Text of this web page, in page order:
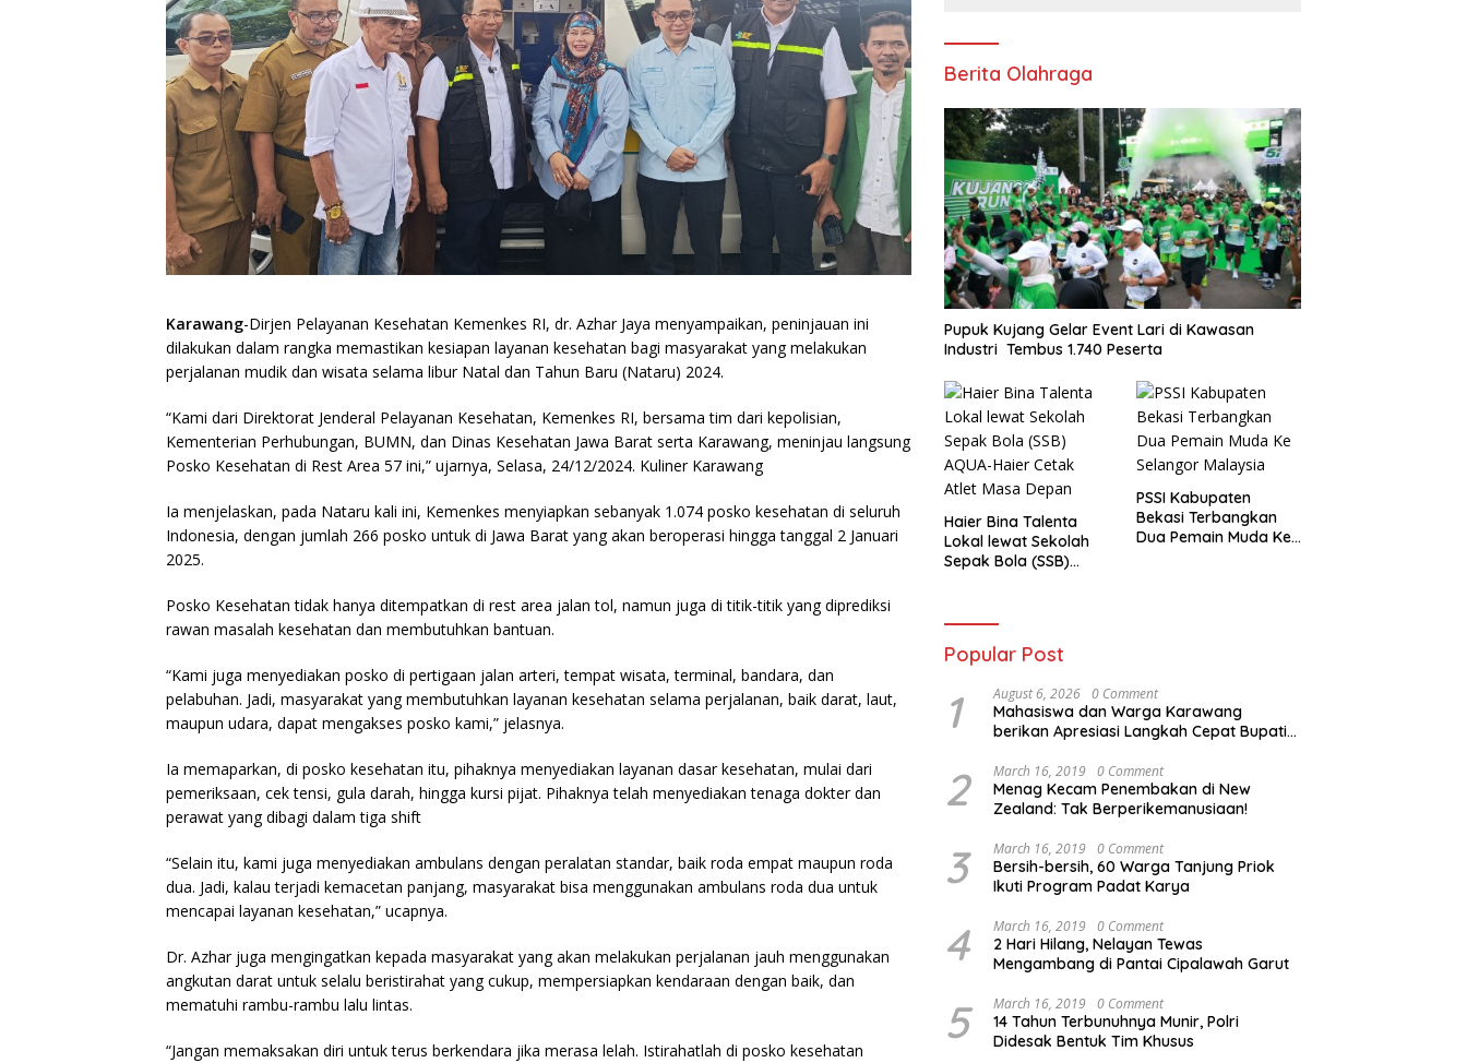
Karawang-Dirjen Pelayanan Kesehatan Kemenkes RI, dr. Azhar Jaya menyampaikan, peninjauan ini
dilakukan dalam rangka memastikan kesiapan layanan kesehatan bagi masyarakat yang melakukan
perjalanan mudik dan wisata selama libur Natal dan Tahun Baru (Nataru) 2024.
“Kami dari Direktorat Jenderal Pelayanan Kesehatan, Kemenkes RI, bersama tim dari kepolisian,
Kementerian Perhubungan, BUMN, dan Dinas Kesehatan Jawa Barat serta Karawang, meninjau langsung
Posko Kesehatan di Rest Area 57 ini,” ujarnya, Selasa, 24/12/2024. Kuliner Karawang
Ia menjelaskan, pada Nataru kali ini, Kemenkes menyiapkan sebanyak 1.074 posko kesehatan di seluruh
Indonesia, dengan jumlah 266 posko untuk di Jawa Barat yang akan beroperasi hingga tanggal 2 Januari
2025.
Posko Kesehatan tidak hanya ditempatkan di rest area jalan tol, namun juga di titik-titik yang diprediksi
rawan masalah kesehatan dan membutuhkan bantuan.
“Kami juga menyediakan posko di pertigaan jalan arteri, tempat wisata, terminal, bandara, dan
pelabuhan. Jadi, masyarakat yang membutuhkan layanan kesehatan selama perjalanan, baik darat, laut,
maupun udara, dapat mengakses posko kami,” jelasnya.
Ia memaparkan, di posko kesehatan itu, pihaknya menyediakan layanan dasar kesehatan, mulai dari
pemeriksaan, cek tensi, gula darah, hingga kursi pijat. Pihaknya telah menyediakan tenaga dokter dan
perawat yang dibagi dalam tiga shift
“Selain itu, kami juga menyediakan ambulans dengan peralatan standar, baik roda empat maupun roda
dua. Jadi, kalau terjadi kemacetan panjang, masyarakat bisa menggunakan ambulans roda dua untuk
mencapai layanan kesehatan,” ucapnya.
Dr. Azhar juga mengingatkan kepada masyarakat yang akan melakukan perjalanan jauh menggunakan
angkutan darat untuk selalu beristirahat yang cukup, mempersiapkan kendaraan dengan baik, dan
mematuhi rambu-rambu lalu lintas.
“Jangan memaksakan diri untuk terus berkendara jika merasa lelah. Istirahatlah di posko kesehatan
Berita Olahraga
Pupuk Kujang Gelar Event Lari di Kawasan
Industri Tembus 1.740 Peserta
Haier Bina Talenta
Lokal lewat Sekolah
Sepak Bola (SSB)
PSSI Kabupaten
Bekasi Terbangkan
Dua Pemain Muda Ke
Popular Post
1 August 6, 2026 0 Comment
Mahasiswa dan Warga Karawang
berikan Apresiasi Langkah Cepat Bupati
2 March 16, 2019 0 Comment
Menag Kecam Penembakan di New
Zealand: Tak Berperikemanusiaan!
3 March 16, 2019 0 Comment
Bersih-bersih, 60 Warga Tanjung Priok
Ikuti Program Padat Karya
4 March 16, 2019 0 Comment
2 Hari Hilang, Nelayan Tewas
Mengambang di Pantai Cipalawah Garut
5 March 16, 2019 0 Comment
14 Tahun Terbunuhnya Munir, Polri
Didesak Bentuk Tim Khusus